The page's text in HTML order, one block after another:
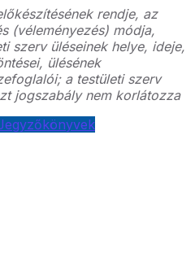
rendje, az
(véleményezés) módja,
szerv üléseinek helye, ideje,
ülésének
a testületi szerv
jogszabály nem korlátozza